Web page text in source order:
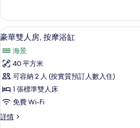
景
(Shared
Pool)
的
相
片
景
(Shared
Pool)
情
載
入
所
有
豪
華
雙
人
豪華雙
5
豪華雙人房, 按摩浴缸
海景
40 平方米
可容納 2 人 (按實質預訂人數入住)
1 張標準雙人床
免費 Wi-Fi
詳情
豪